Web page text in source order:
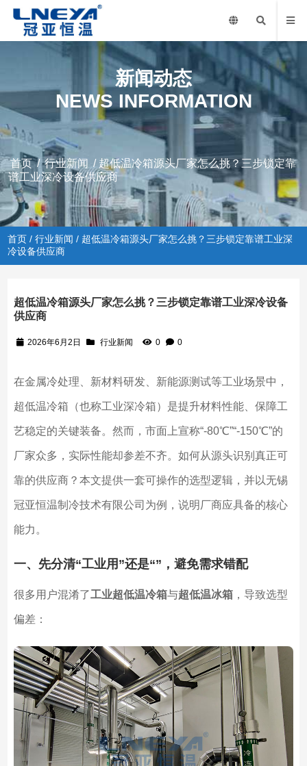
新闻动态
NEWS INFORMATION
首页/行业新闻 / 超低温冷箱源头厂家怎么挑？三步锁定靠
谱工业深冷设备供应商
首页 /行业新闻 / 超低温冷箱源头厂家怎么挑？三步锁定靠谱工业深
冷设备供应商
超低温冷箱源头厂家怎么挑？三步锁定靠谱工业深冷设备
供应商
2026年6月2日 行业新闻 0 0
在金属冷处理、新材料研发、新能源测试等工业场景中，
超低温冷箱（也称工业深冷箱）是提升材料性能、保障工
艺稳定的关键装备。然而，市面上宣称“-80℃”“-150℃”的
厂家众多，实际性能却参差不齐。如何从源头识别真正可
靠的供应商？本文提供一套可操作的选型逻辑，并以无锡
冠亚恒温制冷技术有限公司为例，说明厂商应具备的核心
能力。
一、先分清“工业用”还是“”，避免需求错配
很多用户混淆了工业超低温冷箱与超低温冰箱，导致选型
偏差：